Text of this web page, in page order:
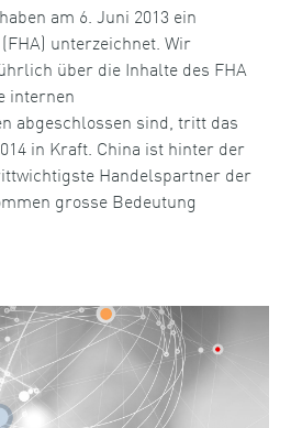
am 6. Juni 2013 ein
unterzeichnet. Wir
über die Inhalte des FHA
internen
abgeschlossen sind, tritt das
in Kraft. China ist hinter der
Handelspartner der
grosse Bedeutung